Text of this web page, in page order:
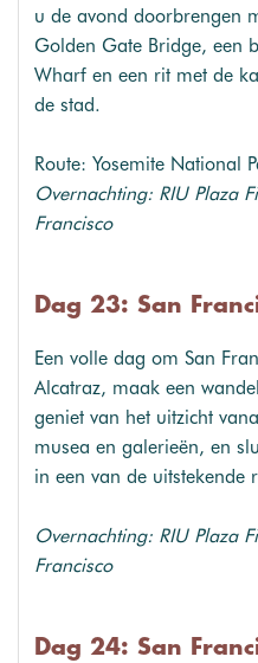
u de avond doorbrengen
Golden Gate Bridge, een
Wharf en een rit met de
de stad.
Route: Yosemite National
Overnachting: RIU Plaza
Francisco
Dag 23: San
Een volle dag om San
Alcatraz, maak een
geniet van het uitzicht
musea en galerieën, en
in een van de uitstekende
Overnachting: RIU Plaza
Francisco
Dag 24: San